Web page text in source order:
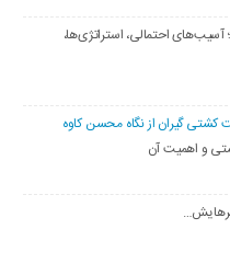
احتمالی، استراتژی‌ها،
گیران از نگاه محسن کاوه
و اهمیت آن